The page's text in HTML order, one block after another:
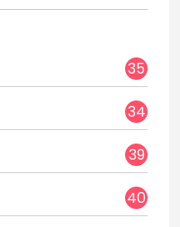
35
34
39
40